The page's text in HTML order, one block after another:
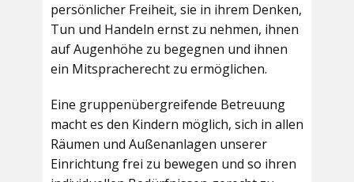
persönlicher Freiheit, sie in ihrem Denken,
Tun und Handeln ernst zu nehmen, ihnen
auf Augenhöhe zu begegnen und ihnen
ein Mitspracherecht zu ermöglichen.
Eine gruppenübergreifende Betreuung
macht es den Kindern möglich, sich in allen
Räumen und Außenanlagen unserer
Einrichtung frei zu bewegen und so ihren